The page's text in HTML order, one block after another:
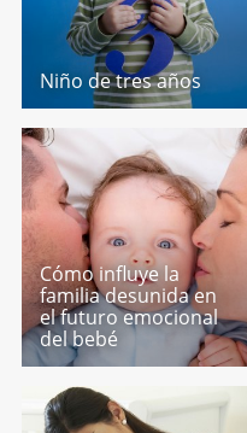
Niño de tres años
Cómo influye la
familia desunida en
el futuro emocional
del bebé